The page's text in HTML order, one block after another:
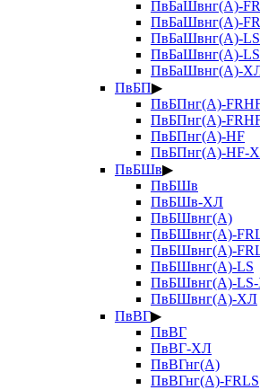
ПвБаШвнг(А)-
ПвБаШвнг(А)-
ПвБаШвнг(А)-LS
ПвБаШвнг(А)-
ПвБаШвнг(А)-
ПвБП▶
ПвБПнг(А)-
ПвБПнг(А)-
ПвБПнг(А)-HF
ПвБПнг(А)-HF-
ПвБШв▶
ПвБШв
ПвБШв-ХЛ
ПвБШвнг(А)
ПвБШвнг(А)-
ПвБШвнг(А)-
ПвБШвнг(А)-LS
ПвБШвнг(А)-
ПвБШвнг(А)-ХЛ
ПвВГ▶
ПвВГ
ПвВГ-ХЛ
ПвВГнг(А)
ПвВГнг(А)-FRLS